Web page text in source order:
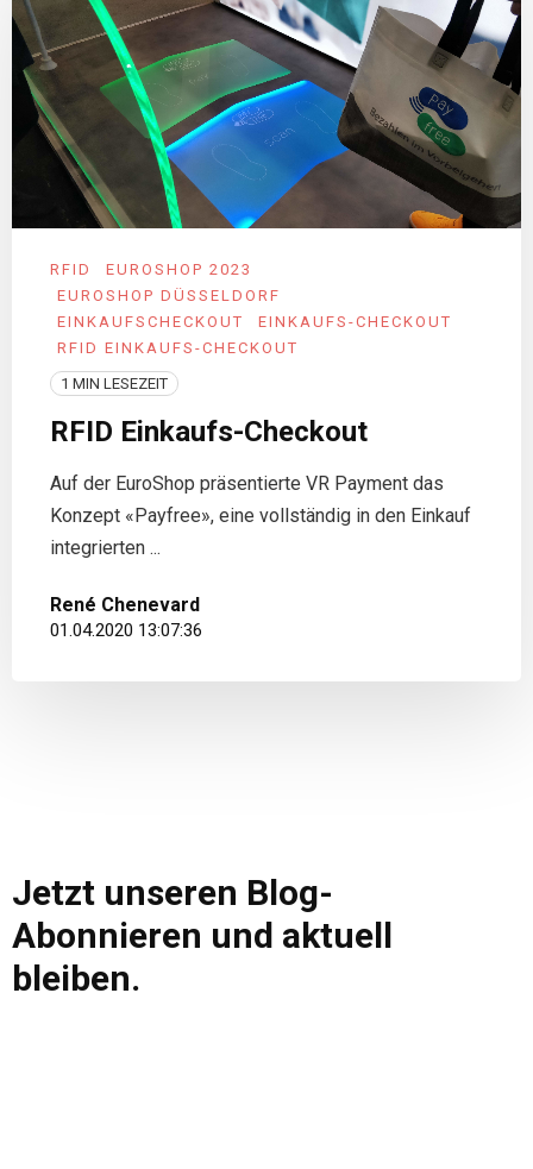
RFID
EUROSHOP 2023
EUROSHOP DÜSSELDORF
EINKAUFSCHECKOUT
EINKAUFS-CHECKOUT
RFID EINKAUFS-CHECKOUT
1 MIN LESEZEIT
RFID Einkaufs-Checkout
Auf der EuroShop präsentierte VR Payment das
Konzept «Payfree», eine vollständig in den Einkauf
integrierten ...
René Chenevard
01.04.2020 13:07:36
Jetzt unseren Blog-
Abonnieren und aktuell
bleiben.